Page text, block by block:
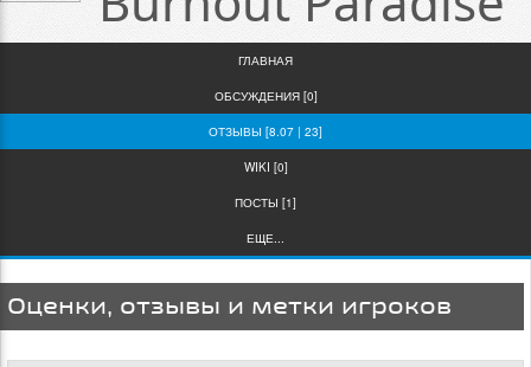
ГЛАВНАЯ
ОБСУЖДЕНИЯ [0]
ОТЗЫВЫ [8.07 | 23]
WIKI [0]
ПОСТЫ [1]
ЕЩЕ...
Оценки, отзывы и метки игроков